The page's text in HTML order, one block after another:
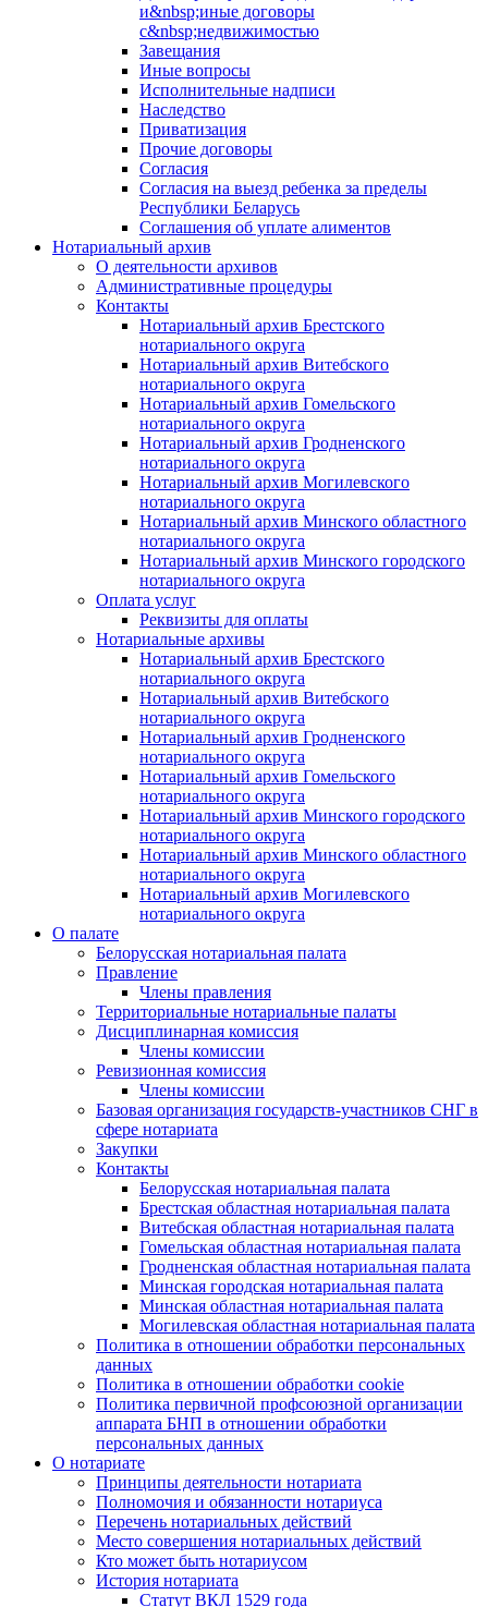
и&nbsp;иные договоры
с&nbsp;недвижимостью
Завещания
Иные вопросы
Исполнительные надписи
Наследство
Приватизация
Прочие договоры
Согласия
Согласия на выезд ребенка за пределы
Республики Беларусь
Соглашения об уплате алиментов
Нотариальный архив
О деятельности архивов
Административные процедуры
Контакты
Нотариальный архив Брестского
нотариального округа
Нотариальный архив Витебского
нотариального округа
Нотариальный архив Гомельского
нотариального округа
Нотариальный архив Гродненского
нотариального округа
Нотариальный архив Могилевского
нотариального округа
Нотариальный архив Минского областного
нотариального округа
Нотариальный архив Минского городского
нотариального округа
Оплата услуг
Реквизиты для оплаты
Нотариальные архивы
Нотариальный архив Брестского
нотариального округа
Нотариальный архив Витебского
нотариального округа
Нотариальный архив Гродненского
нотариального округа
Нотариальный архив Гомельского
нотариального округа
Нотариальный архив Минского городского
нотариального округа
Нотариальный архив Минского областного
нотариального округа
Нотариальный архив Могилевского
нотариального округа
О палате
Белорусская нотариальная палата
Правление
Члены правления
Территориальные нотариальные палаты
Дисциплинарная комиссия
Члены комиссии
Ревизионная комиссия
Члены комиссии
Базовая организация государств-участников СНГ в
сфере нотариата
Закупки
Контакты
Белорусская нотариальная палата
Брестская областная нотариальная палата
Витебская областная нотариальная палата
Гомельская областная нотариальная палата
Гродненская областная нотариальная палата
Минская городская нотариальная палата
Минская областная нотариальная палата
Могилевская областная нотариальная палата
Политика в отношении обработки персональных
данных
Политика в отношении обработки cookie
Политика первичной профсоюзной организации
аппарата БНП в отношении обработки
персональных данных
О нотариате
Принципы деятельности нотариата
Полномочия и обязанности нотариуса
Перечень нотариальных действий
Место совершения нотариальных действий
Кто может быть нотариусом
История нотариата
Статут ВКЛ 1529 года